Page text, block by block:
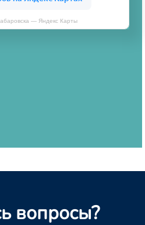
— Яндекс Карты
вопросы?